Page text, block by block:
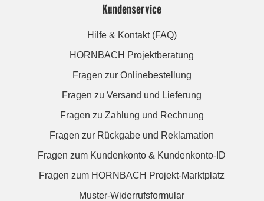
Kundenservice
Hilfe & Kontakt (FAQ)
HORNBACH Projektberatung
Fragen zur Onlinebestellung
Fragen zu Versand und Lieferung
Fragen zu Zahlung und Rechnung
Fragen zur Rückgabe und Reklamation
Fragen zum Kundenkonto & Kundenkonto-ID
Fragen zum HORNBACH Projekt-Marktplatz
Muster-Widerrufsformular